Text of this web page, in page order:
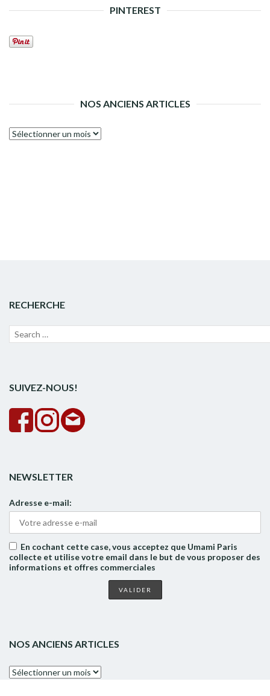
PINTEREST
NOS ANCIENS ARTICLES
Nos
RECHERCHE
Recherche
SUIVEZ-NOUS!
NEWSLETTER
Adresse e-mail:
En cochant cette case, vous acceptez que Umami Paris
collecte et utilise votre email dans le but de vous proposer des
informations et offres commerciales
NOS ANCIENS ARTICLES
Nos